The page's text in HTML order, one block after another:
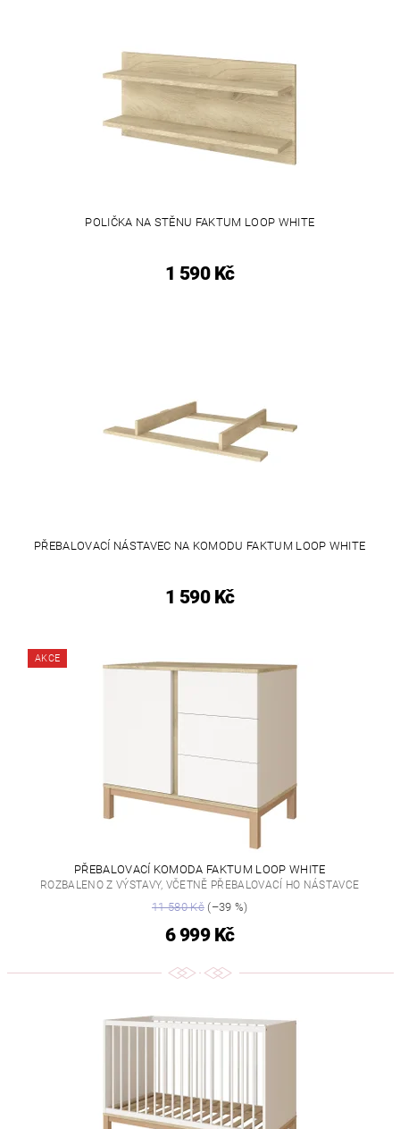
POLIČKA NA STĚNU FAKTUM LOOP WHITE
1 590 Kč
PŘEBALOVACÍ NÁSTAVEC NA KOMODU FAKTUM LOOP WHITE
1 590 Kč
AKCE
PŘEBALOVACÍ KOMODA FAKTUM LOOP WHITE
ROZBALENO Z VÝSTAVY, VČETNĚ PŘEBALOVACÍ HO NÁSTAVCE
11 580 Kč(–39 %)
6 999 Kč